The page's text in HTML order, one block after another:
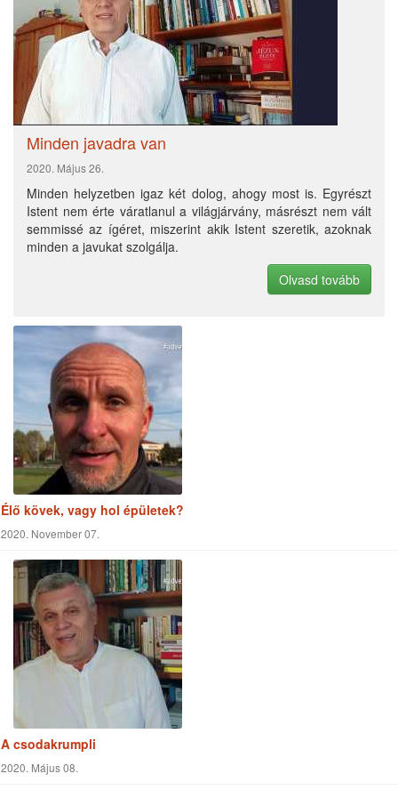
Minden helyzetben igaz két dolog, ahogy most is. Egyrészt
Istent nem érte váratlanul a világjárvány, másrészt nem vált
semmissé az ígéret, miszerint akik Istent szeretik, azoknak
minden a javukat szolgálja.
Olvasd tovább
Élő kövek, vagy hol épületek?
2020. November 07.
A csodakrumpli
2020. Május 08.